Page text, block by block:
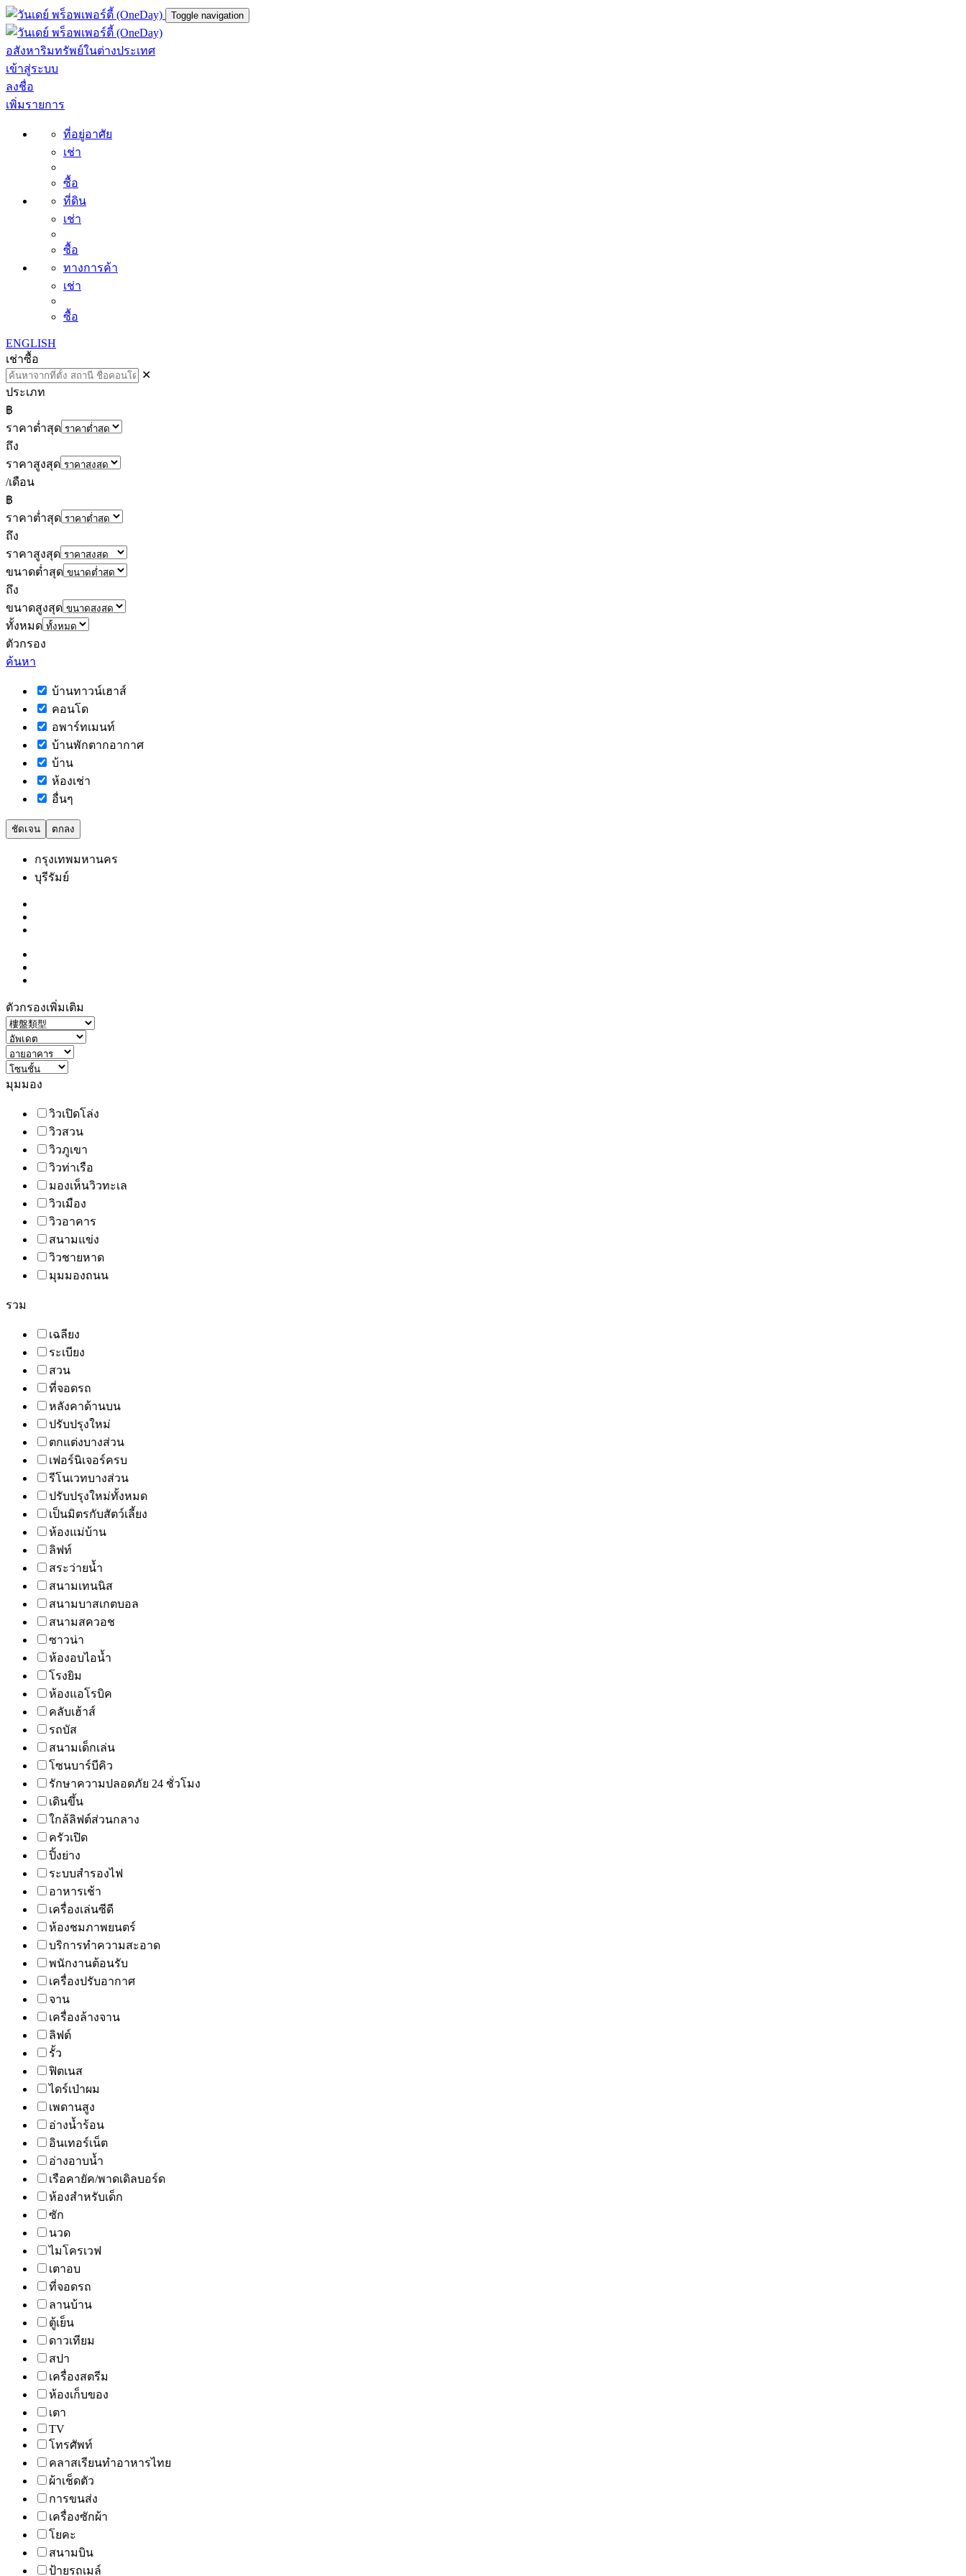
Toggle navigation
อสังหาริมทรัพย์ในต่างประเทศ
เข้าสู่ระบบ
ลงชื่อ
เพิ่มรายการ
ที่อยู่อาศัย
เช่า
ซื้อ
ที่ดิน
เช่า
ซื้อ
ทางการค้า
เช่า
ซื้อ
ENGLISH
เช่าซื้อ
✕
ประเภท
฿
ราคาต่ำสุด
ถึง
ราคาสูงสุด
/เดือน
฿
ราคาต่ำสุด
ถึง
ราคาสูงสุด
ขนาดต่ำสุด
ถึง
ขนาดสูงสุด
ทั้งหมด
ตัวกรอง
ค้นหา
บ้านทาวน์เฮาส์
คอนโด
อพาร์ทเมนท์
บ้านพักตากอากาศ
บ้าน
ห้องเช่า
อื่นๆ
ชัดเจน ตกลง
กรุงเทพมหานคร
บุรีรัมย์
ตัวกรองเพิ่มเติม
มุมมอง
วิวเปิดโล่ง
วิวสวน
วิวภูเขา
วิวท่าเรือ
มองเห็นวิวทะเล
วิวเมือง
วิวอาคาร
สนามแข่ง
วิวชายหาด
มุมมองถนน
รวม
เฉลียง
ระเบียง
สวน
ที่จอดรถ
หลังคาด้านบน
ปรับปรุงใหม่
ตกแต่งบางส่วน
เฟอร์นิเจอร์ครบ
รีโนเวทบางส่วน
ปรับปรุงใหม่ทั้งหมด
เป็นมิตรกับสัตว์เลี้ยง
ห้องแม่บ้าน
ลิฟท์
สระว่ายน้ำ
สนามเทนนิส
สนามบาสเกตบอล
สนามสควอช
ซาวน่า
ห้องอบไอน้ำ
โรงยิม
ห้องแอโรบิค
คลับเฮ้าส์
รถบัส
สนามเด็กเล่น
โซนบาร์บีคิว
รักษาความปลอดภัย 24 ชั่วโมง
เดินขึ้น
ใกล้ลิฟต์ส่วนกลาง
ครัวเปิด
ปิ้งย่าง
ระบบสำรองไฟ
อาหารเช้า
เครื่องเล่นซีดี
ห้องชมภาพยนตร์
บริการทำความสะอาด
พนักงานต้อนรับ
เครื่องปรับอากาศ
จาน
เครื่องล้างจาน
ลิฟต์
รั้ว
ฟิตเนส
ไดร์เป่าผม
เพดานสูง
อ่างน้ำร้อน
อินเทอร์เน็ต
อ่างอาบน้ำ
เรือคายัค/พาดเดิลบอร์ด
ห้องสำหรับเด็ก
ซัก
นวด
ไมโครเวฟ
เตาอบ
ที่จอดรถ
ลานบ้าน
ตู้เย็น
ดาวเทียม
สปา
เครื่องสตรีม
ห้องเก็บของ
เตา
TV
โทรศัพท์
คลาสเรียนทำอาหารไทย
ผ้าเช็ดตัว
การขนส่ง
เครื่องซักผ้า
โยคะ
สนามบิน
ป้ายรถเมล์